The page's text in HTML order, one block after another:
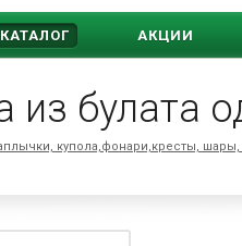
КАТАЛОГ АКЦИИ
из булата
купола,фонари,кресты, шары,